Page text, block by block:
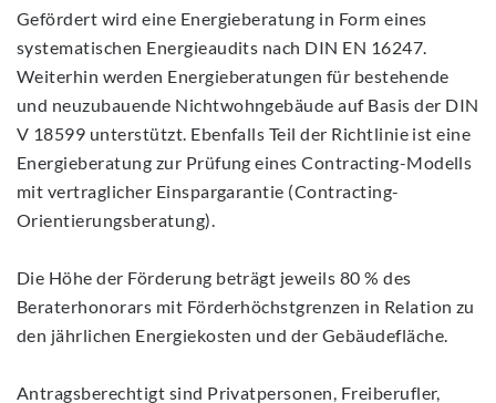
Gefördert wird eine Energieberatung in Form eines
systematischen Energieaudits nach DIN EN 16247.
Weiterhin werden Energieberatungen für bestehende
und neuzubauende Nichtwohngebäude auf Basis der DIN
V 18599 unterstützt. Ebenfalls Teil der Richtlinie ist eine
Energieberatung zur Prüfung eines Contracting-Modells
mit vertraglicher Einspargarantie (Contracting-
Orientierungsberatung).
Die Höhe der Förderung beträgt jeweils 80 % des
Beraterhonorars mit Förderhöchstgrenzen in Relation zu
den jährlichen Energiekosten und der Gebäudefläche.
Antragsberechtigt sind Privatpersonen, Freiberufler,